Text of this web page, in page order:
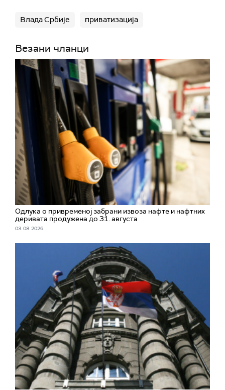
Влада Србије приватизација
Везани чланци
Одлука о привременој забрани извоза нафте и нафтних
деривата продужена до 31. августа
03. 08. 2026.